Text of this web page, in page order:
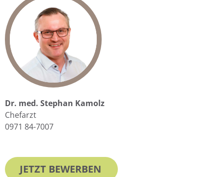
Dr. med. Stephan Kamolz
Chefarzt
0971 84-7007
JETZT BEWERBEN